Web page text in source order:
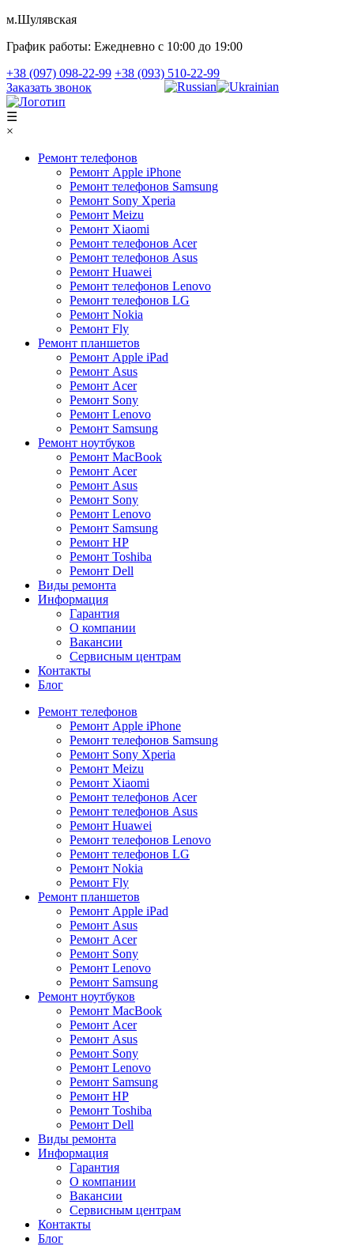
м.Шулявская
График работы: Ежедневно с 10:00 до 19:00
+38 (097) 098-22-99 +38 (093) 510-22-99
Заказать звонок
☰
×
Ремонт телефонов
Ремонт Apple iPhone
Ремонт телефонов Samsung
Ремонт Sony Xperia
Ремонт Meizu
Ремонт Xiaomi
Ремонт телефонов Acer
Ремонт телефонов Asus
Ремонт Huawei
Ремонт телефонов Lenovo
Ремонт телефонов LG
Ремонт Nokia
Ремонт Fly
Ремонт планшетов
Ремонт Apple iPad
Ремонт Asus
Ремонт Acer
Ремонт Sony
Ремонт Lenovo
Ремонт Samsung
Ремонт ноутбуков
Ремонт MacBook
Ремонт Acer
Ремонт Asus
Ремонт Sony
Ремонт Lenovo
Ремонт Samsung
Ремонт HP
Ремонт Toshiba
Ремонт Dell
Виды ремонта
Информация
Гарантия
О компании
Вакансии
Сервисным центрам
Контакты
Блог
Ремонт телефонов
Ремонт Apple iPhone
Ремонт телефонов Samsung
Ремонт Sony Xperia
Ремонт Meizu
Ремонт Xiaomi
Ремонт телефонов Acer
Ремонт телефонов Asus
Ремонт Huawei
Ремонт телефонов Lenovo
Ремонт телефонов LG
Ремонт Nokia
Ремонт Fly
Ремонт планшетов
Ремонт Apple iPad
Ремонт Asus
Ремонт Acer
Ремонт Sony
Ремонт Lenovo
Ремонт Samsung
Ремонт ноутбуков
Ремонт MacBook
Ремонт Acer
Ремонт Asus
Ремонт Sony
Ремонт Lenovo
Ремонт Samsung
Ремонт HP
Ремонт Toshiba
Ремонт Dell
Виды ремонта
Информация
Гарантия
О компании
Вакансии
Сервисным центрам
Контакты
Блог